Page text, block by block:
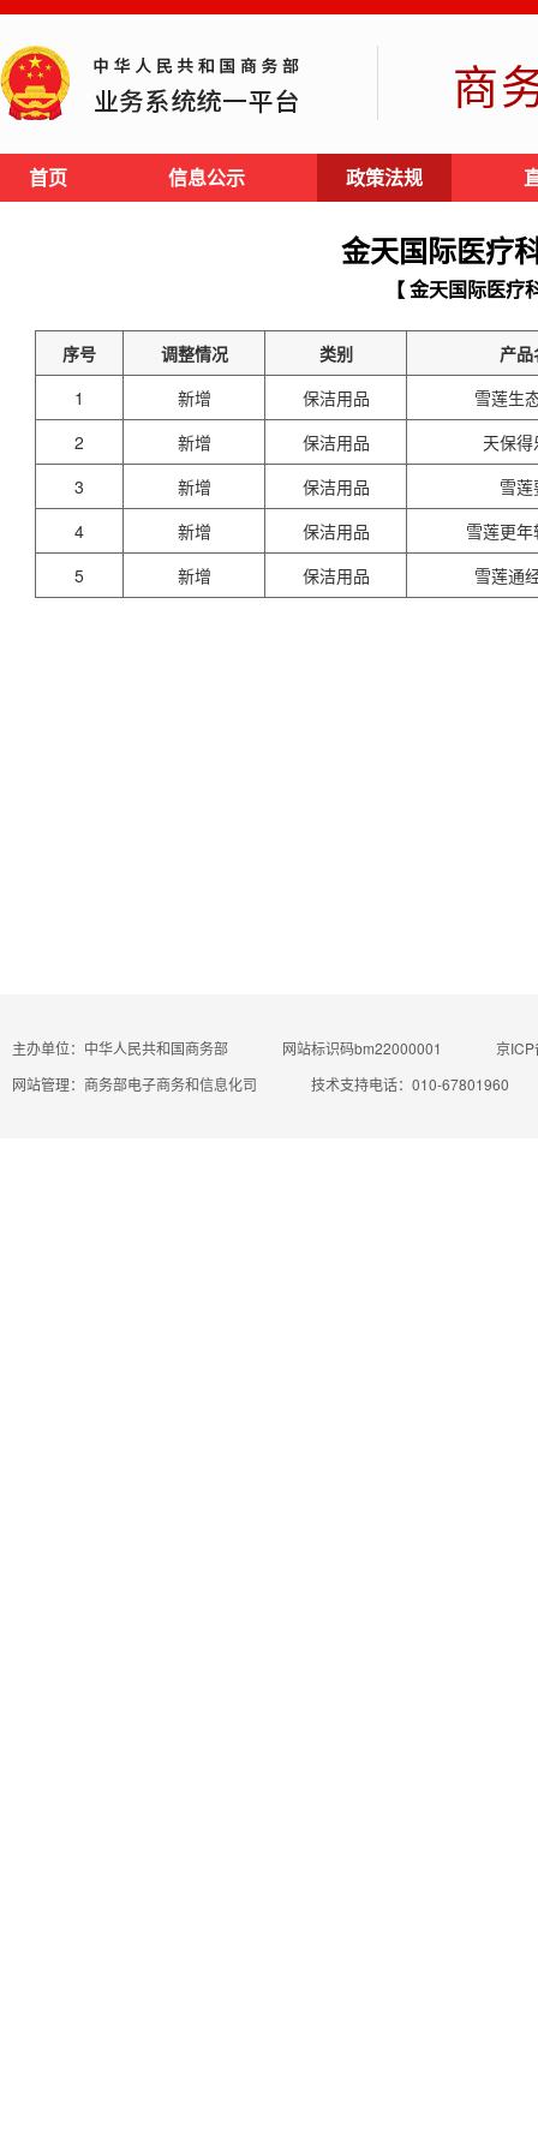
商
首页 信息公示 政策法规
金天国际医疗
【 金天国际医
序号 调整情况 类别
产
1
新增 保洁用品
雪莲生
2
新增 保洁用品
天保
3
新增 保洁用品
雪
4
新增 保洁用品
雪莲更
5
新增 保洁用品 雪莲通
主办单位：中华人民共和国商务部 网站标识码bm22000001
京
网站管理：商务部电子商务和信息化司
技术支持电话：010-67801960